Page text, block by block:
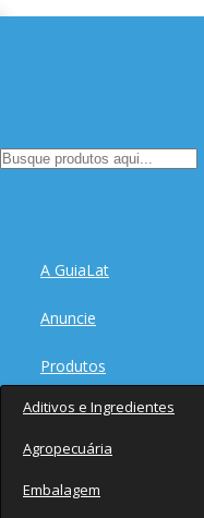
A GuiaLat
Anuncie
Produtos
Aditivos e Ingredientes
Agropecuária
Embalagem
Fornecedores
Notícias